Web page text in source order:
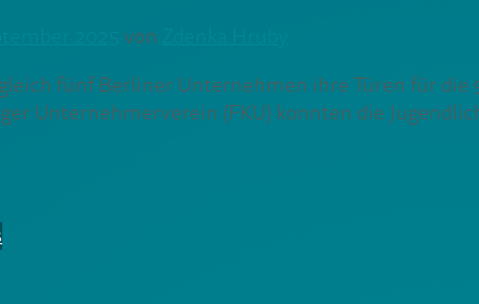
von
fünf Berliner Unternehmen ihre Türen für die
Unternehmerverein (FKU) konnten die